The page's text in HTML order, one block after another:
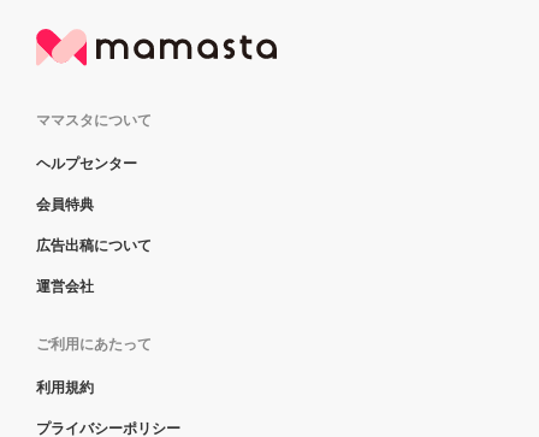
ママスタについて
ヘルプセンター
会員特典
広告出稿について
運営会社
ご利用にあたって
利用規約
プライバシーポリシー